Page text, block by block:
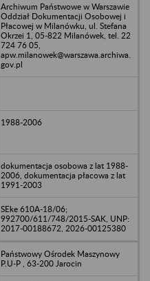
Archiwum Państwowe w Warszawie
Oddział Dokumentacji Osobowej i
Płacowej w Milanówku, ul. Stefana
Okrzei 1, 05-822 Milanówek, tel. 22
724 76 05,
apw.milanowek@warszawa.archiwa.
gov.pl
1988-2006
dokumentacja osobowa z lat 1988-
2006, dokumentacja płacowa z lat
1991-2003
SEke 610A-18/06;
992700/611/748/2015-SAK, UNP:
2017-00188672, 2026-00125380
Państwowy Ośrodek Maszynowy
P.U-P , 63-200 Jarocin